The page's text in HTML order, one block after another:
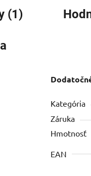
(1)
Kategória
Záruka
Hmotnosť
EAN